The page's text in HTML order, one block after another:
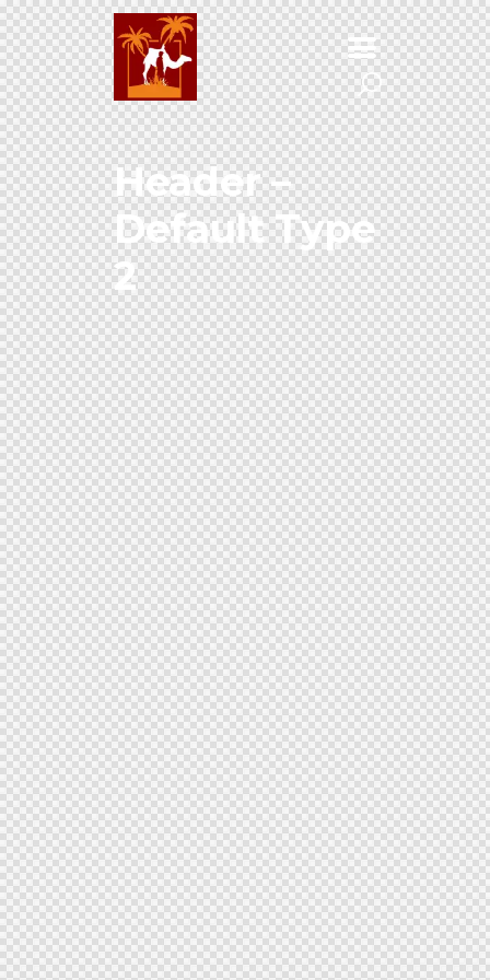
Header –
Default Type
2